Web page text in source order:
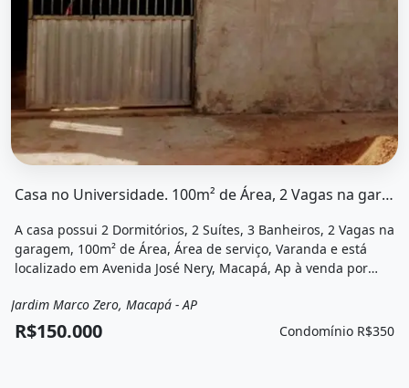
Casa no Universidade. 100m² de Área, 2 Vagas na garageme2...
A casa possui 2 Dormitórios, 2 Suítes, 3 Banheiros, 2 Vagas na
garagem, 100m² de Área, Área de serviço, Varanda e está
localizado em Avenida José Nery, Macapá, Ap à venda por
Venda
Casa
Jardim Marco Zero, Macapá - AP
R$150.000 Condomínio R$350